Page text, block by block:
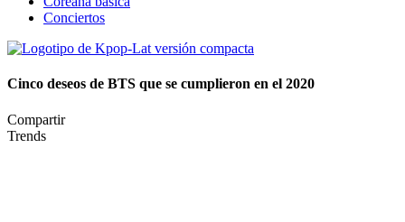
Conciertos
Cinco deseos de BTS que se cumplieron en el 2020
Compartir
Trends